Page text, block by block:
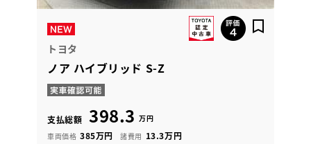
トヨタ
ノア ハイブリッド S-Z
支払総額 398.3 万円
車両価格 385万円 諸費用 13.3万円